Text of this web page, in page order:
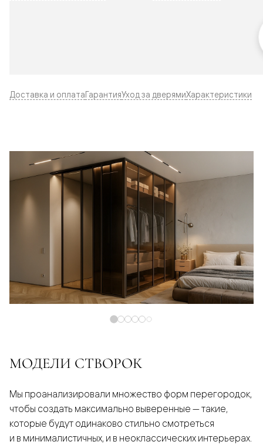
Доставка и оплатаГарантияУход за дверямиХарактеристики
МОДЕЛИ СТВОРОК
Мы проанализировали множество форм перегородок,
чтобы создать максимально выверенные — такие,
которые будут одинаково стильно смотреться
и в минималистичных, и в неоклассических интерьерах.